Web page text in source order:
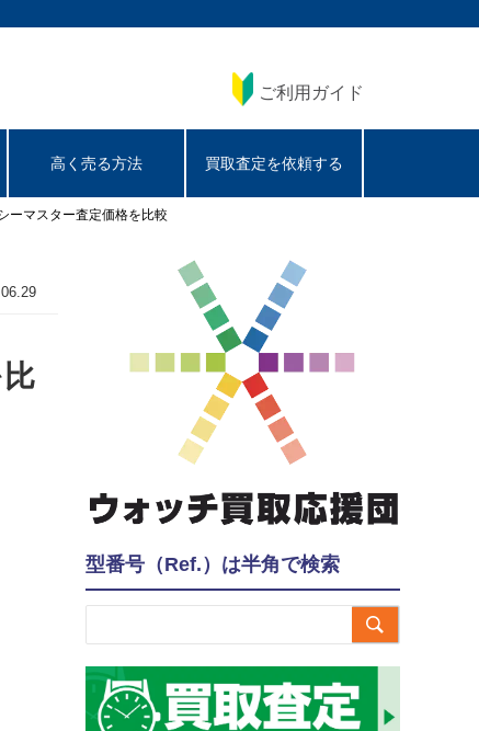
ご利用ガイド
高く売る方法 買取査定を依頼する
ーマスター査定価格を比較
型番号（Ref.）は半角で検索
